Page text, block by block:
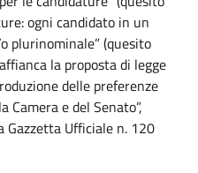
ogni candidato in un
plurinominale” (quesito
la proposta di legge
delle preferenze
e del Senato”,
Ufficiale n. 120